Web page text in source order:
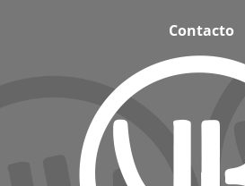
Contacto